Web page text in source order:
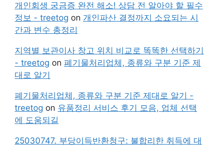
개인회생 궁금증 완전 해소! 상담 전 알아야 할 필수
정보 - treetog on 개인파산 결정까지 소요되는 시
간과 변수 총정리
지역별 보관이사 창고 위치 비교로 똑똑한 선택하기
- treetog on 폐기물처리업체, 종류와 구분 기준 제
대로 알기
폐기물처리업체, 종류와 구분 기준 제대로 알기 -
treetog on 유품정리 서비스 후기 모음, 업체 선택
에 도움되길
25030747. 부당이득반환청구: 불합리한 취득에 대